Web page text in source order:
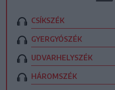
CSÍKSZÉK
GYERGYÓSZÉK
UDVARHELYSZÉK
HÁROMSZÉK